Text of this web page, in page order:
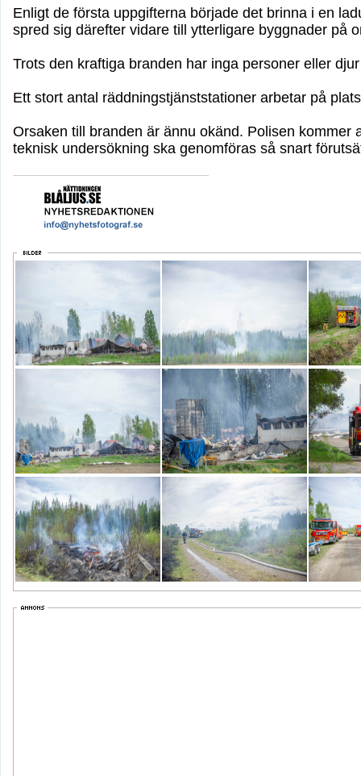
Enligt de första uppgifterna började det brinna i en
spred sig därefter vidare till ytterligare byggnader på
Trots den kraftiga branden har inga personer eller
Ett stort antal räddningstjänststationer arbetar på
Orsaken till branden är ännu okänd. Polisen
teknisk undersökning ska genomföras så snart